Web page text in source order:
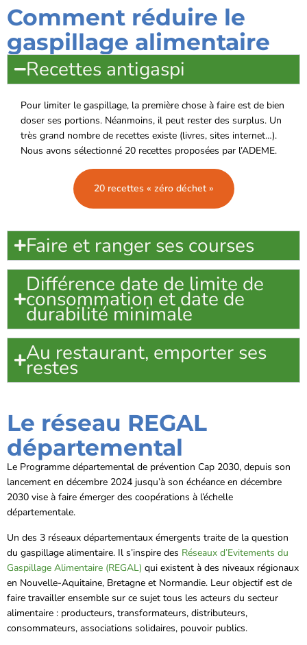
Comment réduire le
gaspillage alimentaire
Recettes antigaspi
Pour limiter le gaspillage, la première chose à faire est de bien
doser ses portions. Néanmoins, il peut rester des surplus. Un
très grand nombre de recettes existe (livres, sites internet…).
Nous avons sélectionné 20 recettes proposées par l’ADEME.
20 recettes « zéro déchet »
Faire et ranger ses courses
Différence date de limite de
consommation et date de
durabilité minimale
Au restaurant, emporter ses
restes
Le réseau REGAL
départemental
Le Programme départemental de prévention Cap 2030, depuis son
lancement en décembre 2024 jusqu’à son échéance en décembre
2030 vise à faire émerger des coopérations à l’échelle
départementale.
Un des 3 réseaux départementaux émergents traite de la question
du gaspillage alimentaire. Il s’inspire des Réseaux d’Evitements du
Gaspillage Alimentaire (REGAL) qui existent à des niveaux régionaux
en Nouvelle-Aquitaine, Bretagne et Normandie. Leur objectif est de
faire travailler ensemble sur ce sujet tous les acteurs du secteur
alimentaire : producteurs, transformateurs, distributeurs,
consommateurs, associations solidaires, pouvoir publics.